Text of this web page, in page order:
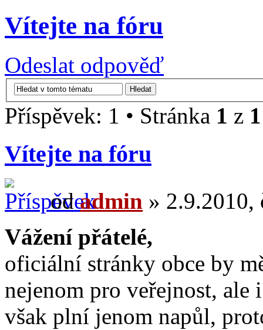
Vítejte na fóru
Odeslat odpověď
Příspěvek: 1 • Stránka 1 z 1
Vítejte na fóru
odadmin » 2.9.2010,
Vážení přátelé,
oficiální stránky obce by
nejenom pro veřejnost,
však plní jenom napůl,